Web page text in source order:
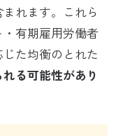
れます。これら
有期雇用労働者
た均衡のとれた
る可能性があり